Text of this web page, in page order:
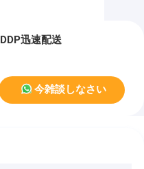
迅速配送
今雑談しなさい